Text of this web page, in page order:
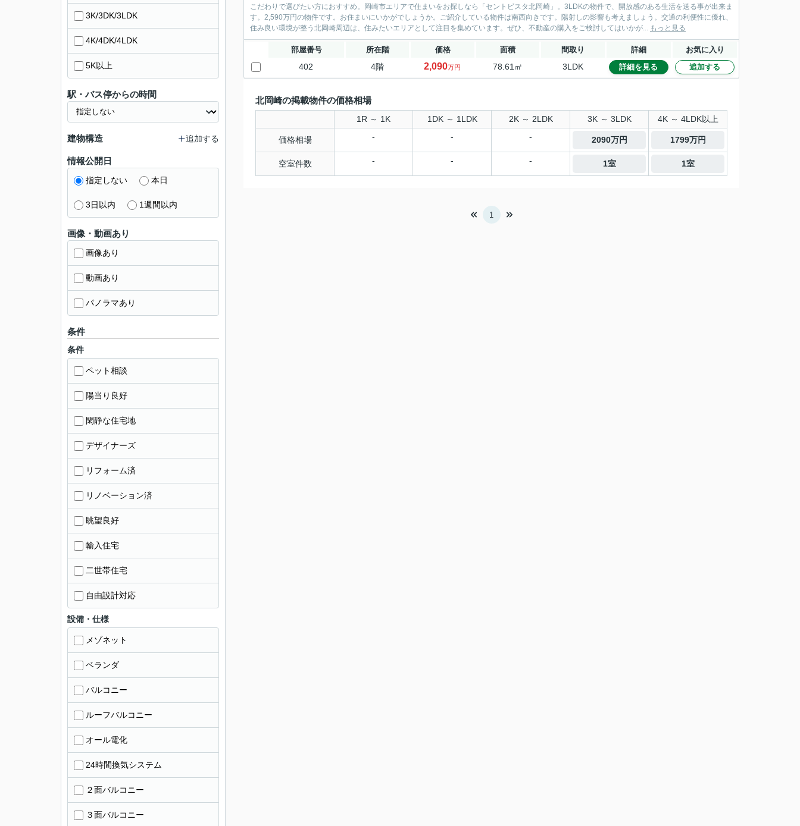
こだわりで選びたい方におすすめ。岡崎市エリアで住まいをお探しなら「セントビスタ北岡崎」。3LDKの物件で、開放感のある生活を送る事が出来ま
す。2,590万円の物件です。お住まいにいかがでしょうか。ご紹介している物件は南西向きです。陽射しの影響も考えましょう。交通の利便性に優れ、
住み良い環境が整う北岡崎周辺は、住みたいエリアとして注目を集めています。ぜひ、不動産の購入をご検討してはいかが... もっと見る
部屋番号 所在階 価格 面積 間取り 詳細 お気に入り
402 4階 2,090万円 78.61㎡ 3LDK 詳細を見る 追加する
北岡崎の掲載物件の価格相場
1R ～ 1K 1DK ～ 1LDK 2K ～ 2LDK 3K ～ 3LDK 4K ～ 4LDK以上
価格相場 - - - 2090万円 1799万円
空室件数 - - - 1室 1室
1
3K/3DK/3LDK
4K/4DK/4LDK
5K以上
駅・バス停からの時間
建物構造 追加する
情報公開日
指定しない 本日
3日以内 1週間以内
画像・動画あり
画像あり
動画あり
パノラマあり
条件
条件
ペット相談
陽当り良好
閑静な住宅地
デザイナーズ
リフォーム済
リノベーション済
眺望良好
輸入住宅
二世帯住宅
自由設計対応
設備・仕様
メゾネット
ベランダ
バルコニー
ルーフバルコニー
オール電化
24時間換気システム
２面バルコニー
３面バルコニー